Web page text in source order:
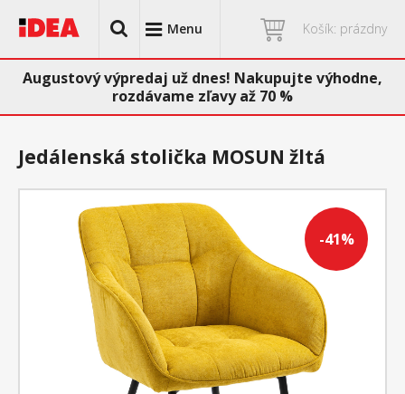
Menu Košík: prázdny
Augustový výpredaj už dnes! Nakupujte výhodne,
rozdávame zľavy až 70 %
-41%
Jedálenská stolička MOSUN žltá